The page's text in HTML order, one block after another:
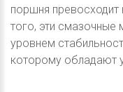
поршня
того, эти смазочные
уровнем
которому обладают